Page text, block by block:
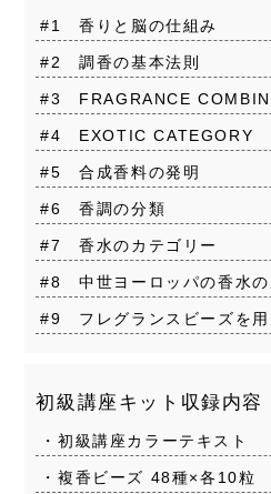
#1 香りと脳の仕組み
#2 調香の基本法則
#3 FRAGRANCE
#4 EXOTIC CATEGORY
#5 合成香料の発明
#6 香調の分類
#7 香水のカテゴリー
#8 中世ヨーロッパの香水の
#9 フレグランスビーズを用
初級講座キット収録内容
・初級講座カラーテキスト
・複香ビーズ 48種×各10粒